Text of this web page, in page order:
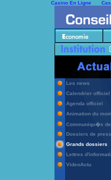
Casino En Ligne
Les news
Calendrier officiel
Agenda officiel
Animation du
Communiqu�s
Dossiers de
Grands dossiers
Lettres
VideoActu